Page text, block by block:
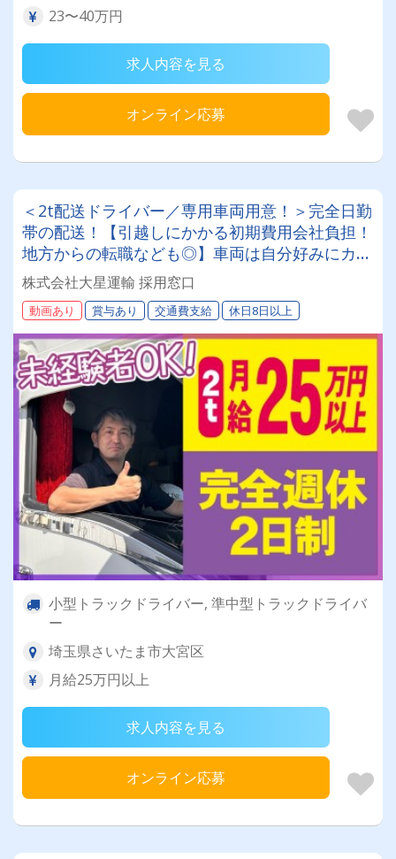
23〜40万円
求人内容を見る
オンライン応募
＜2t配送ドライバー／専用車両用意！＞完全日勤
帯の配送！【引越しにかかる初期費用会社負担！
地方からの転職なども◎】車両は自分好みにカス
タムしてOK！20～50代が活躍中！女性ドライバ
ーも現役で活躍中！大手取引先が多数なので、長
期安定して働けます！
株式会社大星運輸 採用窓口
動画あり 賞与あり 交通費支給 休日8日以上
小型トラックドライバー, 準中型トラックドライバ
ー
埼玉県さいたま市大宮区
月給25万円以上
求人内容を見る
オンライン応募